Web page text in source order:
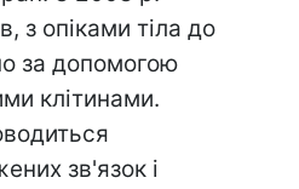
з опіками тіла до
за допомогою
клітинами.
зв'язок і